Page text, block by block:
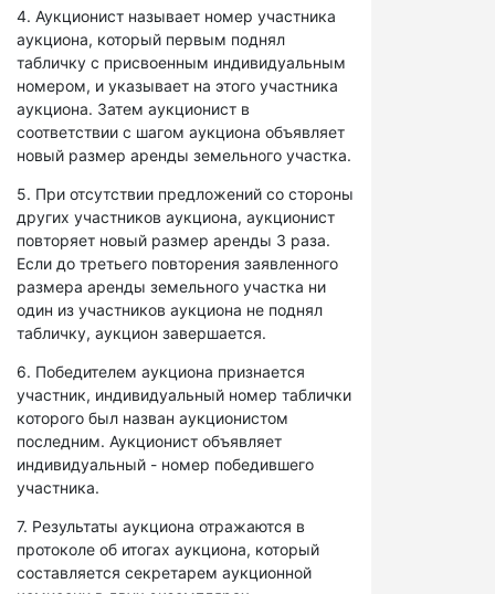
4. Аукционист называет номер участника
аукциона, который первым поднял
табличку с присвоенным индивидуальным
номером, и указывает на этого участника
аукциона. Затем аукционист в
соответствии с шагом аукциона объявляет
новый размер аренды земельного участка.
5. При отсутствии предложений со стороны
других участников аукциона, аукционист
повторяет новый размер аренды 3 раза.
Если до третьего повторения заявленного
размера аренды земельного участка ни
один из участников аукциона не поднял
табличку, аукцион завершается.
6. Победителем аукциона признается
участник, индивидуальный номер таблички
которого был назван аукционистом
последним. Аукционист объявляет
индивидуальный - номер победившего
участника.
7. Результаты аукциона отражаются в
протоколе об итогах аукциона, который
составляется секретарем аукционной